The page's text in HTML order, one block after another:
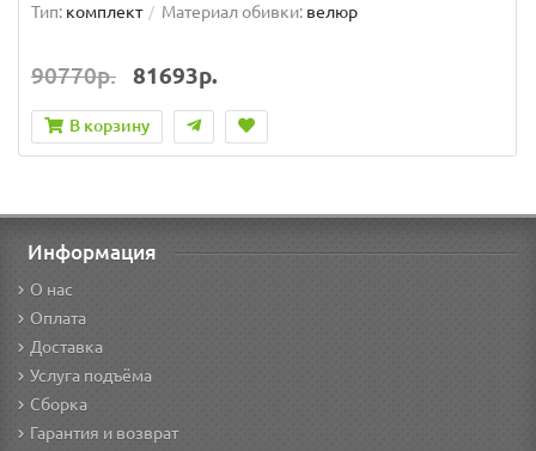
Тип: комплект Материал обивки: велюр
90770р. 81693р.
В корзину
Информация
О нас
Оплата
Доставка
Услуга подъёма
Сборка
Гарантия и возврат